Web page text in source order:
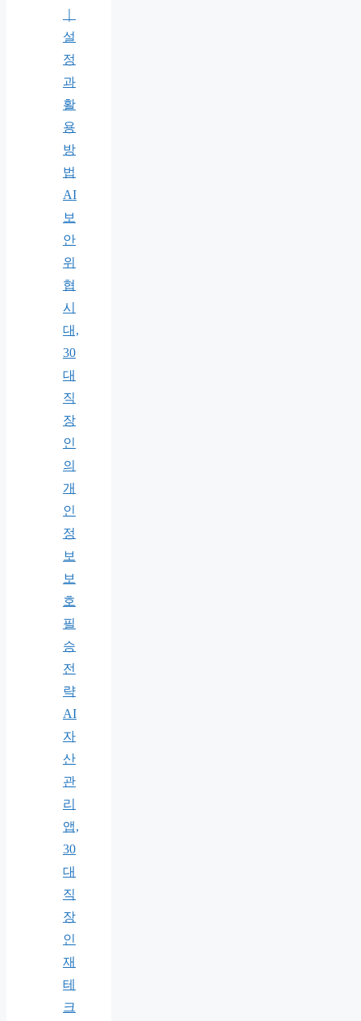
설
정
과
활
용
방
법
AI
보
안
위
협
시
대,
30
대
직
장
인
의
개
인
정
보
보
호
필
승
전
략
AI
자
산
관
리
앱,
30
대
직
장
인
재
테
크